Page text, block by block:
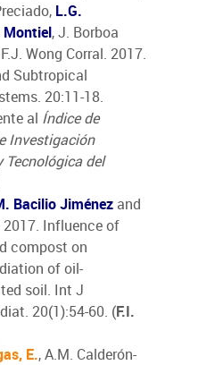
L.G.
Montiel, J. Borboa
Wong Corral. 2017.
Subtropical
20:11-18.
al Índice de
Investigación
Tecnológica del
Bacilio Jiménez and
2017. Influence of
compost on
of oil-
soil. Int J
20(1):54-60. (F.I.
E., A.M. Calderón-